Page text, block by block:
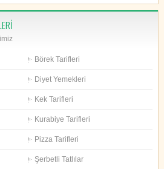
Börek Tarifleri
Diyet Yemekleri
Kek Tarifleri
Kurabiye Tarifleri
Pizza Tarifleri
Şerbetli Tatlılar